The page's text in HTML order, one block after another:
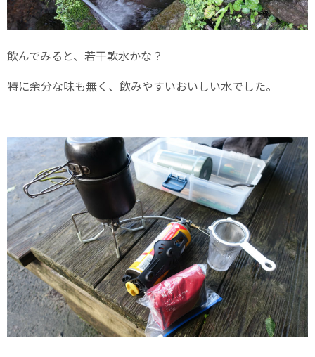
飲んでみると、若干軟水かな？
特に余分な味も無く、飲みやすいおいしい水でした。